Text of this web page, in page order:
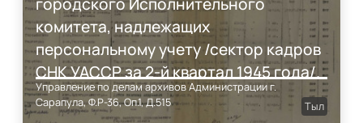
комитета, надлежащих
персональному учету /сектор кадров
СНК УАССР за 2-й квартал 1945 года/.
Управление по делам архивов Администрации г.
Сарапула, Ф.Р-36, Оп.1, Д.515
Тыл